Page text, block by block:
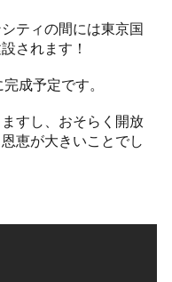
ティの間には東京国
されます！
成予定です。
すし、おそらく開放
恵が大きいことでし